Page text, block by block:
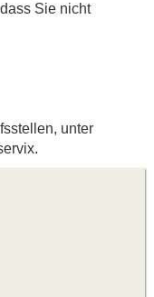
Sie nicht
unter